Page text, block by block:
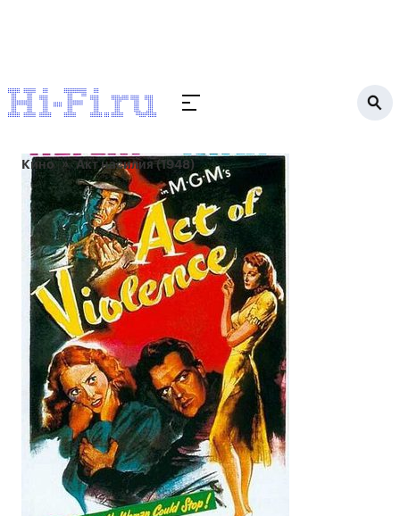
Кино Акт насилия (1948)